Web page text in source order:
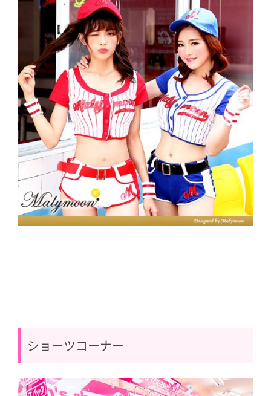
ショーツコーナー